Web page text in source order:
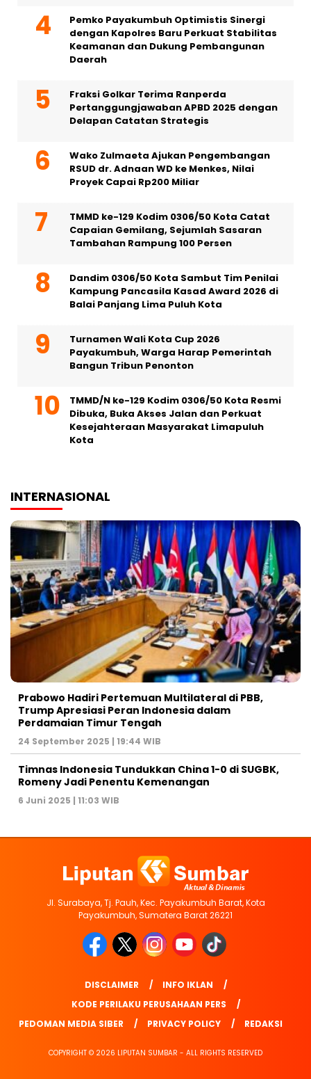
Pemko Payakumbuh Optimistis Sinergi
dengan Kapolres Baru Perkuat Stabilitas
Keamanan dan Dukung Pembangunan
Daerah
Fraksi Golkar Terima Ranperda
Pertanggungjawaban APBD 2025 dengan
Delapan Catatan Strategis
Wako Zulmaeta Ajukan Pengembangan
RSUD dr. Adnaan WD ke Menkes, Nilai
Proyek Capai Rp200 Miliar
TMMD ke-129 Kodim 0306/50 Kota Catat
Capaian Gemilang, Sejumlah Sasaran
Tambahan Rampung 100 Persen
Dandim 0306/50 Kota Sambut Tim Penilai
Kampung Pancasila Kasad Award 2026 di
Balai Panjang Lima Puluh Kota
Turnamen Wali Kota Cup 2026
Payakumbuh, Warga Harap Pemerintah
Bangun Tribun Penonton
TMMD/N ke-129 Kodim 0306/50 Kota Resmi
Dibuka, Buka Akses Jalan dan Perkuat
Kesejahteraan Masyarakat Limapuluh
Kota
INTERNASIONAL
Prabowo Hadiri Pertemuan Multilateral di PBB,
Trump Apresiasi Peran Indonesia dalam
Perdamaian Timur Tengah
24 September 2025 | 19:44 WIB
Timnas Indonesia Tundukkan China 1-0 di SUGBK,
Romeny Jadi Penentu Kemenangan
6 Juni 2025 | 11:03 WIB
Jl. Surabaya, Tj. Pauh, Kec. Payakumbuh Barat, Kota
Payakumbuh, Sumatera Barat 26221
DISCLAIMER
INFO IKLAN
KODE PERILAKU PERUSAHAAN PERS
PEDOMAN MEDIA SIBER
PRIVACY POLICY REDAKSI
COPYRIGHT © 2026 LIPUTAN SUMBAR - ALL RIGHTS RESERVED